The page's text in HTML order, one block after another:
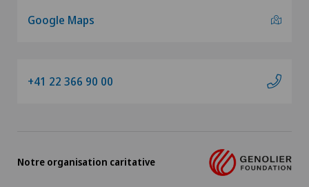
Google Maps
+41 22 366 90 00
Notre organisation caritative